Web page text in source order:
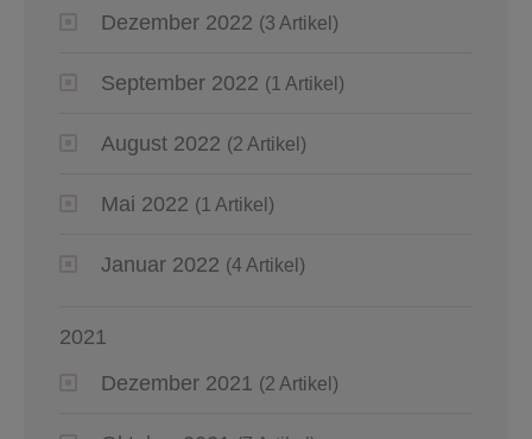
Dezember 2022 (3 Artikel)
September 2022 (1 Artikel)
August 2022 (2 Artikel)
Mai 2022 (1 Artikel)
Januar 2022 (4 Artikel)
2021
Dezember 2021 (2 Artikel)